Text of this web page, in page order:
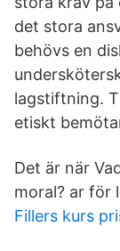
det stora
behövs en
lagstiftning.
etiskt
Det är när
moral? ar för
Fillers kurs